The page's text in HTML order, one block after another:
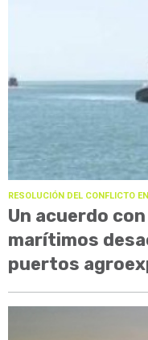
RESOLUCIÓN DEL CONFLICTO
Un acuerdo
marítimos
puertos